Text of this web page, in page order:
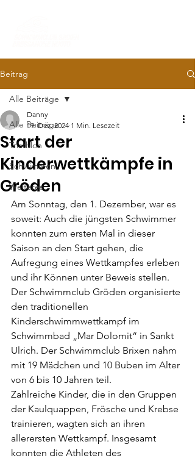
Beitrag
Alle Beiträge
Triathlon
Schwimmen
Weiteres
Alle Beiträge
Start der
Kinderwettkämpfe in
Gröden
Danny
19. Dez. 2024 1 Min. Lesezeit
Am Sonntag, den 1. Dezember, war es
soweit: Auch die jüngsten Schwimmer
konnten zum ersten Mal in dieser
Saison an den Start gehen, die
Aufregung eines Wettkampfes erleben
und ihr Können unter Beweis stellen.
Der Schwimmclub Gröden organisierte
den traditionellen
Kinderschwimmwettkampf im
Schwimmbad „Mar Dolomit“ in Sankt
Ulrich. Der Schwimmclub Brixen nahm
mit 19 Mädchen und 10 Buben im Alter
von 6 bis 10 Jahren teil.
Zahlreiche Kinder, die in den Gruppen
der Kaulquappen, Frösche und Krebse
trainieren, wagten sich an ihren
allerersten Wettkampf. Insgesamt
konnten die Athleten des